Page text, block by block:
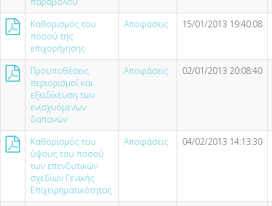
Καθορισμός του
ποσού της
επιχορήγησης
Αποφάσεις 15/01/2013 19:40:08
Προϋποθέσεις
περιορισμοί και
εξειδίκευση των
ενισχυόμενων
δαπανών
Αποφάσεις 02/01/2013 20:08:40
Καθορισμός του
ύψους του ποσού
των επενδυτικών
σχεδίων Γενικής
Επιχειρηματικότητας
Αποφάσεις 04/02/2013 14:13:30